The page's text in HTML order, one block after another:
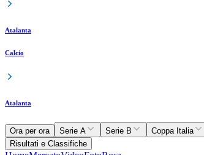
Atalanta
Calcio
Atalanta
Ora per ora Serie A Serie B Coppa Italia
Risultati e Classifiche